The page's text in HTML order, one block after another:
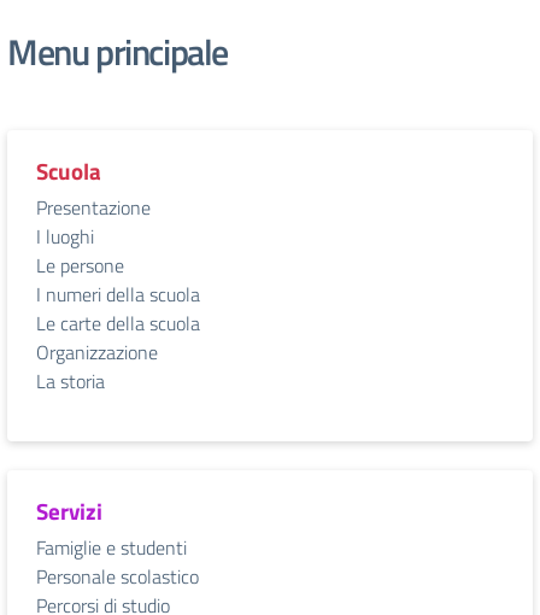
Menu principale
Scuola
Presentazione
I luoghi
Le persone
I numeri della scuola
Le carte della scuola
Organizzazione
La storia
Servizi
Famiglie e studenti
Personale scolastico
Percorsi di studio